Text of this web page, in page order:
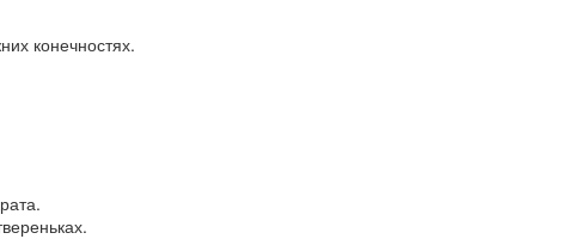
конечностях.